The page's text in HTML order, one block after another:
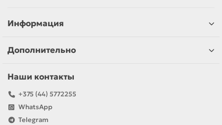
Информация
Дополнительно
Наши контакты
+375 (44) 5772255
WhatsApp
Telegram